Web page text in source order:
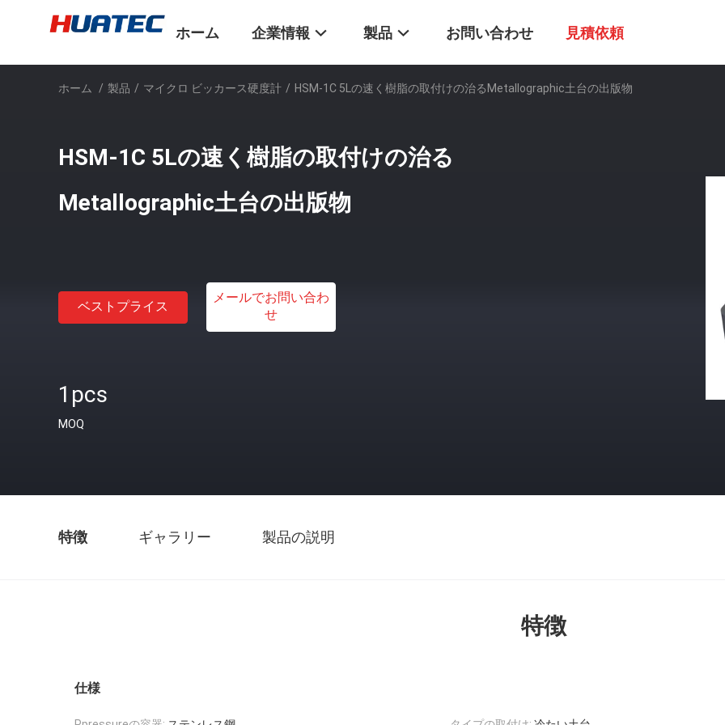
ホーム 企業情報 製品 お問い合わせ 見積依頼
ホーム / 製品 / マイクロ ビッカース硬度計 / HSM-1C 5Lの速く樹脂の取付けの治るMetallographic土台の出版物
HSM-1C 5Lの速く樹脂の取付けの治る
Metallographic土台の出版物
ベストプライス
メールでお問い合わ
せ
1pcs
MOQ
特徴 ギャラリー 製品の説明
特徴
仕様